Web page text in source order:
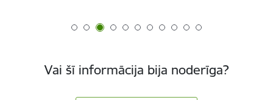
Vai šī informācija bija noderīga?